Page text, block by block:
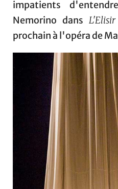
impatients
Nemorino dans
prochain à l'opéra de